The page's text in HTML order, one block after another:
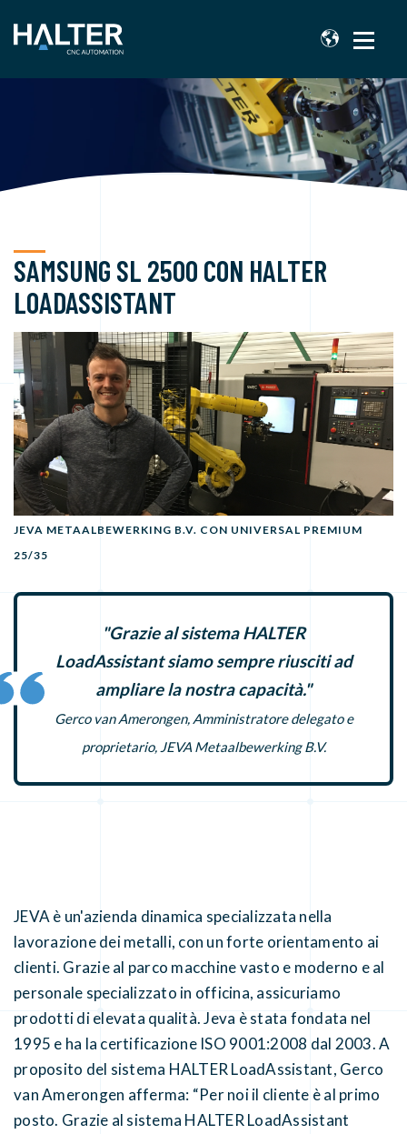
SAMSUNG SL 2500 CON HALTER
LOADASSISTANT
JEVA METAALBEWERKING B.V. CON UNIVERSAL PREMIUM
25/35
"Grazie al sistema HALTER
LoadAssistant siamo sempre riusciti ad
ampliare la nostra capacità."
Gerco van Amerongen, Amministratore delegato e
proprietario, JEVA Metaalbewerking B.V.
JEVA è un'azienda dinamica specializzata nella
lavorazione dei metalli, con un forte orientamento ai
clienti. Grazie al parco macchine vasto e moderno e al
personale specializzato in officina, assicuriamo
prodotti di elevata qualità. Jeva è stata fondata nel
1995 e ha la certificazione ISO 9001:2008 dal 2003. A
proposito del sistema HALTER LoadAssistant, Gerco
van Amerongen afferma: “Per noi il cliente è al primo
posto. Grazie al sistema HALTER LoadAssistant